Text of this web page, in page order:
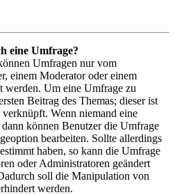
eine Umfrage?
Umfragen nur vom
einem Moderator oder einem
werden. Um eine Umfrage zu
Beitrag des Themas; dieser ist
Wenn niemand eine
dann können Benutzer die Umfrage
bearbeiten. Sollte allerdings
haben, so kann die Umfrage
oder Administratoren geändert
soll die Manipulation von
werden.